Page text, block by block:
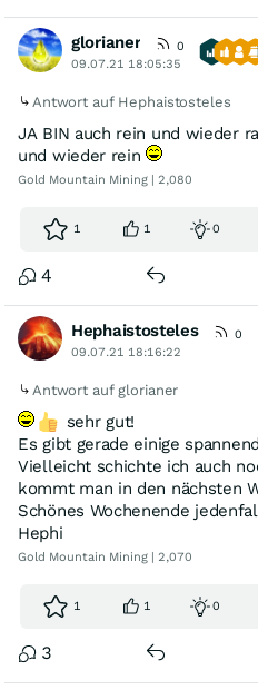
glorianer
0
09.07.21 18:05:35
Antwort auf Hephaistosteles
JA BIN auch rein und wieder
und wieder rein
Gold Mountain Mining | 2,080
1 1 0
4
Hephaistosteles
0
09.07.21 18:16:22
Antwort auf glorianer
sehr gut!
Es gibt gerade einige
Vielleicht schichte ich auch
kommt man in den nächsten
Schönes Wochenende
Hephi
Gold Mountain Mining | 2,070
1 1 0
3